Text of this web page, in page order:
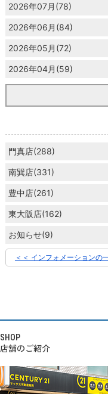
2026年07月(78)
2026年06月(84)
2026年05月(72)
2026年04月(59)
門真店(288)
南巽店(331)
豊中店(261)
東大阪店(162)
お知らせ(9)
＜＜ インフォメーションの
SHOP
店舗のご紹介